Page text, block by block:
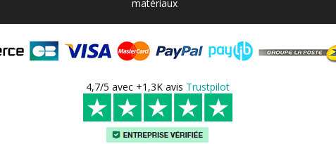
matériaux
4,7/5 avec +1,3K avis Trustpilot